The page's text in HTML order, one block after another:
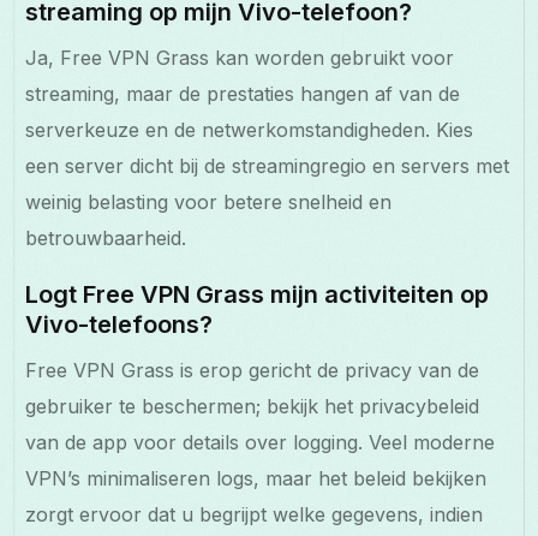
streaming op mijn Vivo-telefoon?
Ja, Free VPN Grass kan worden gebruikt voor
streaming, maar de prestaties hangen af van de
serverkeuze en de netwerkomstandigheden. Kies
een server dicht bij de streamingregio en servers met
weinig belasting voor betere snelheid en
betrouwbaarheid.
Logt Free VPN Grass mijn activiteiten op
Vivo-telefoons?
Free VPN Grass is erop gericht de privacy van de
gebruiker te beschermen; bekijk het privacybeleid
van de app voor details over logging. Veel moderne
VPN’s minimaliseren logs, maar het beleid bekijken
zorgt ervoor dat u begrijpt welke gegevens, indien